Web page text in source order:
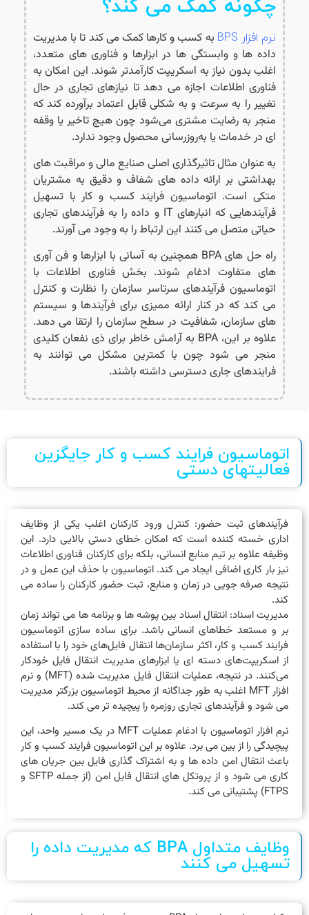
چگونه کمک می کند؟
نرم افزار BPS
به کسب و کارها کمک می کند تا با مدیریت
داده ها و وابستگی ها در ابزارها و فناوری های متعدد،
اغلب بدون نیاز به اسکریپت کارآمدتر شوند. این امکان به
فناوری اطلاعات اجازه می دهد تا نیازهای تجاری در حال
تغییر را به‌ سرعت و به شکلی قابل اعتماد برآورده کند که
منجر به رضایت مشتری می‌شود چون هیچ تاخیر یا وقفه
‌ای در خدمات یا به‌روزرسانی محصول وجود ندارد.
به عنوان مثال تاثیرگذاری اصلی صنایع مالی و مراقبت های
بهداشتی بر ارائه داده های شفاف و دقیق به مشتریان
متکی است. اتوماسیون فرایند کسب و کاربا تسهیل
فرآیندهایی که انبارهای IT و داده را به فرآیندهای تجاری
حیاتی متصل می کنند این ارتباط را به وجود می آورند.
راه‌ حل‌ های BPA همچنین به آسانی با ابزارها و فن ‌آوری
های متفاوت ادغام شوند. بخش فناوری اطلاعات با
اتوماسیون فرآیندهای سرتاسر سازمان را نظارت و کنترل
می کند که در کنار ارائه ممیزی برای فرآیندها و سیستم
های سازمان، شفافیت در سطح سازمان را ارتقا می دهد.
علاوه بر این، BPA به آرامش خاطر برای ذی نفعان کلیدی
منجر می شود چون با کمترین مشکل می توانند به
فرایندهای جاری دسترسی داشته باشند.
اتوماسیون فرایند کسب و کار جایگزین
فعالیتهای دستی
فرآیندهای ثبت حضور: کنترل ورود کارکنان اغلب یکی از وظایف
اداری خسته کننده است که امکان خطای دستی بالایی دارد. این
وظیفه علاوه بر تیم منابع انسانی، بلکه برای کارکنان فناوری اطلاعات
نیز بار کاری اضافی ایجاد می کند. اتوماسیون با حذف این عمل و در
نتیجه صرفه جویی در زمان و منابع، ثبت حضور کارکنان را ساده می
کند.
مدیریت اسناد: انتقال اسناد بین پوشه ها و برنامه ها می تواند زمان
بر و مستعد خطاهای انسانی باشد. برای ساده ‌سازی اتوماسیون
فرایند کسب و کار، اکثر سازمان‌ها انتقال فایل‌های خود را با استفاده
از اسکریپت‌های دسته ‌ای یا ابزارهای مدیریت انتقال فایل خودکار
می‌کنند. در نتیجه، عملیات انتقال فایل مدیریت شده (MFT) و نرم
افزار MFT اغلب به طور جداگانه از محیط اتوماسیون بزرگتر مدیریت
می شود و فرآیندهای تجاری روزمره را پیچیده تر می کند.
نرم افزار اتوماسیون با ادغام عملیات MFT در یک مسیر واحد، این
پیچیدگی را از بین می برد. علاوه بر این اتوماسیون فرایند کسب و کار
باعث انتقال امن داده ها و به اشتراک گذاری فایل بین جریان های
کاری می شود و از پروتکل های انتقال فایل امن (از جمله SFTP و
FTPS) پشتیبانی می کند.
وظایف متداول BPA که مدیریت داده را
تسهیل می کنند